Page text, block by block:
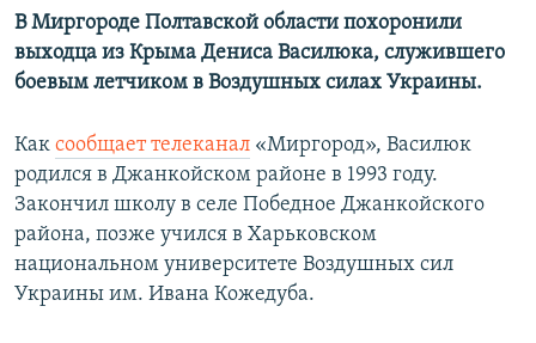
поискуИНФОГРАФИКА
ТЕЛЕПРОЕКТ КРЫМ.РЕАЛИИ
ПРОПАВШИЕ БЕЗ ВЕСТИ
ПОБЕДИТЕЛЕЙ НЕ СУДЯТ?
КРЫМ.НЕПОКОРЕННЫЙ
КАК ОБОЙТИ БЛОКИРОВКУ
Українською
Qırımtatar
ПРИСОЕДИНЯЙТЕСЬ!
В Миргороде Полтавской области похоронили
выходца из Крыма Дениса Василюка, служившего
боевым летчиком в Воздушных силах Украины.
Как сообщает телеканал «Миргород», Василюк
родился в Джанкойском районе в 1993 году.
Закончил школу в селе Победное Джанкойского
района, позже учился в Харьковском
национальном университете Воздушных сил
Украины им. Ивана Кожедуба.